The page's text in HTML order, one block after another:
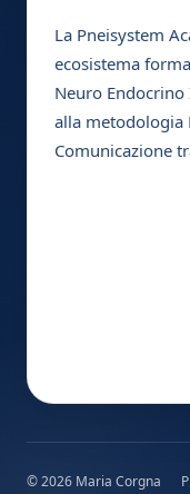
La Pneisystem
ecosistema
Neuro
alla metodologia
Comunicazione
© 2026 Maria Corgna